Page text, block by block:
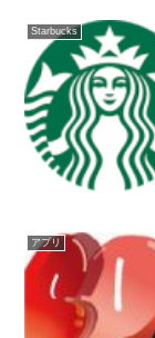
Starbucks
アプリ